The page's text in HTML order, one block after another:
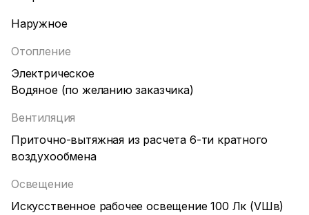
Наружное
Отопление
Электрическое
Водяное (по желанию заказчика)
Вентиляция
Приточно-вытяжная из расчета 6-ти кратного
воздухообмена
Освещение
Искусственное рабочее освещение 100 Лк (VШв)